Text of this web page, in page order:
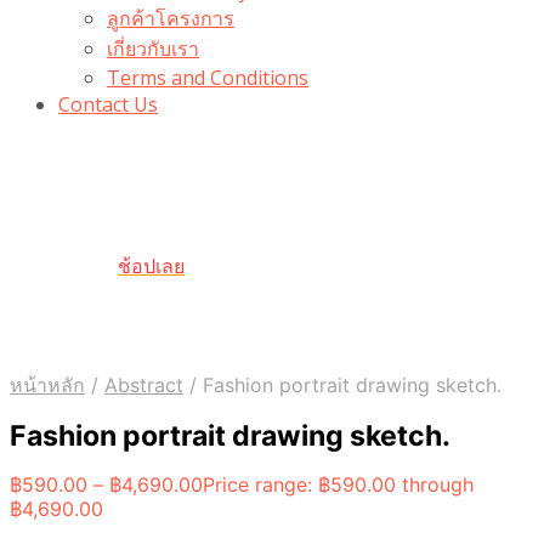
ลูกค้าโครงการ
เกี่ยวกับเรา
Terms and Conditions
Contact Us
ช้อปเลย
หน้าหลัก / Abstract / Fashion portrait drawing sketch.
Fashion portrait drawing sketch.
฿590.00 – ฿4,690.00Price range: ฿590.00 through
฿4,690.00